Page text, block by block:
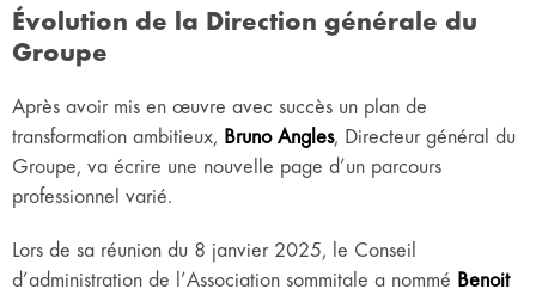
Évolution de la Direction générale du
Groupe
Après avoir mis en œuvre avec succès un plan de
transformation ambitieux, Bruno Angles, Directeur général du
Groupe, va écrire une nouvelle page d’un parcours
professionnel varié.
Lors de sa réunion du 8 janvier 2025, le Conseil
d’administration de l’Association sommitale a nommé Benoit